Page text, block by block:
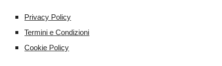
Privacy Policy
Termini e Condizioni
Cookie Policy